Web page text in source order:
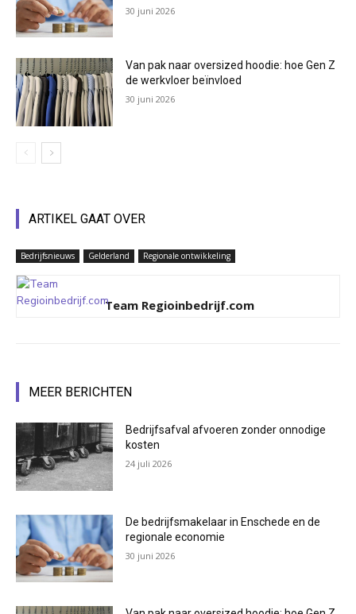
30 juni 2026
Van pak naar oversized hoodie: hoe Gen Z
de werkvloer beïnvloed
30 juni 2026
ARTIKEL GAAT OVER
Bedrijfsnieuws Gelderland Regionale ontwikkeling
Team Regioinbedrijf.com
MEER BERICHTEN
Bedrijfsafval afvoeren zonder onnodige
kosten
24 juli 2026
De bedrijfsmakelaar in Enschede en de
regionale economie
30 juni 2026